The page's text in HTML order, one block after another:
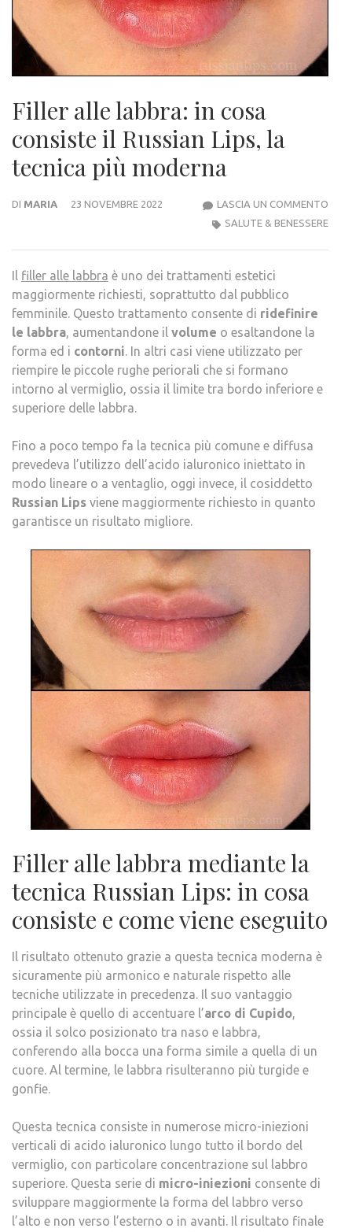
Filler alle labbra: in cosa
consiste il Russian Lips, la
tecnica più moderna
DI MARIA 23 NOVEMBRE 2022 LASCIA UN COMMENTO
ALLE
SALUTE & BENESSERE
Il filler alle labbra è uno dei trattamenti estetici
maggiormente richiesti, soprattutto dal pubblico
femminile. Questo trattamento consente di ridefinire
le labbra, aumentandone il volume o esaltandone la
forma ed i contorni. In altri casi viene utilizzato per
riempire le piccole rughe periorali che si formano
intorno al vermiglio, ossia il limite tra bordo inferiore e
superiore delle labbra.
Fino a poco tempo fa la tecnica più comune e diffusa
prevedeva l’utilizzo dell’acido ialuronico iniettato in
modo lineare o a ventaglio, oggi invece, il cosiddetto
Russian Lips viene maggiormente richiesto in quanto
garantisce un risultato migliore.
Filler alle labbra mediante la
tecnica Russian Lips: in cosa
consiste e come viene eseguito
Il risultato ottenuto grazie a questa tecnica moderna è
sicuramente più armonico e naturale rispetto alle
tecniche utilizzate in precedenza. Il suo vantaggio
principale è quello di accentuare l’arco di Cupido,
ossia il solco posizionato tra naso e labbra,
conferendo alla bocca una forma simile a quella di un
cuore. Al termine, le labbra risulteranno più turgide e
gonfie.
Questa tecnica consiste in numerose micro-iniezioni
verticali di acido ialuronico lungo tutto il bordo del
vermiglio, con particolare concentrazione sul labbro
superiore. Questa serie di micro-iniezioni consente di
sviluppare maggiormente la forma del labbro verso
l’alto e non verso l’esterno o in avanti. Il risultato finale